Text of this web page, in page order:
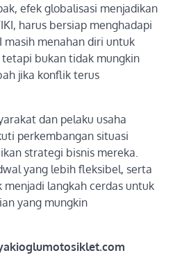
efek globalisasi menjadikan
harus bersiap menghadapi
masih menahan diri untuk
bukan tidak mungkin
jika konflik terus
dan pelaku usaha
perkembangan situasi
strategi bisnis mereka.
yang lebih fleksibel, serta
langkah cerdas untuk
yang mungkin